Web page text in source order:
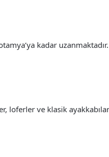
kadar
loferler ve klasik